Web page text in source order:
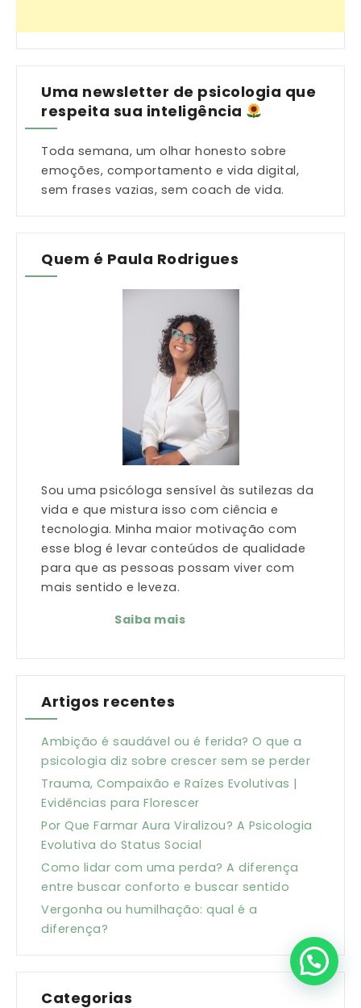
Uma newsletter de psicologia que
respeita sua inteligência
Toda semana, um olhar honesto sobre
emoções, comportamento e vida digital,
sem frases vazias, sem coach de vida.
Quem é Paula Rodrigues
Sou uma psicóloga sensível às sutilezas da
vida e que mistura isso com ciência e
tecnologia. Minha maior motivação com
esse blog é levar conteúdos de qualidade
para que as pessoas possam viver com
mais sentido e leveza.
Saiba mais
Artigos recentes
Ambição é saudável ou é ferida? O que a
psicologia diz sobre crescer sem se perder
Trauma, Compaixão e Raízes Evolutivas |
Evidências para Florescer
Por Que Farmar Aura Viralizou? A Psicologia
Evolutiva do Status Social
Como lidar com uma perda? A diferença
entre buscar conforto e buscar sentido
Vergonha ou humilhação: qual é a
diferença?
Categorias